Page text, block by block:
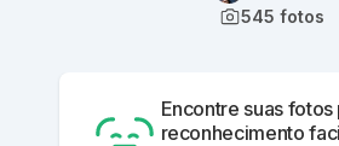
545 fotos
Encontre suas fotos
reconhecimento